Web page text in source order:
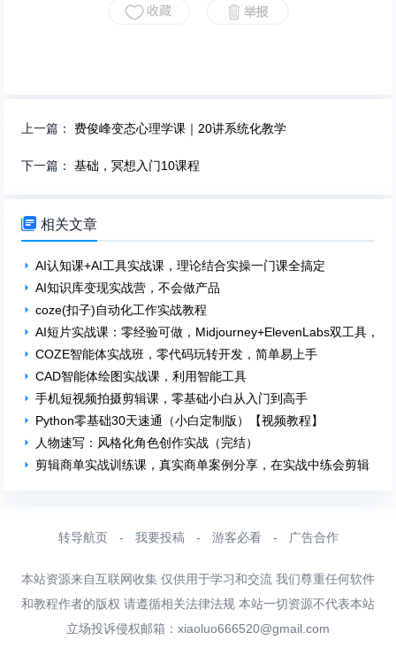
上一篇： 费俊峰变态心理学课｜20讲系统化教学
下一篇：基础，冥想入门10课程
 相关文章
AI认知课+AI工具实战课，理论结合实操一门课全搞定
AI知识库变现实战营，不会做产品
coze(扣子)自动化工作实战教程
AI短片实战课：零经验可做，Midjourney+ElevenLabs双工具，3
COZE智能体实战班，零代码玩转开发，简单易上手
CAD智能体绘图实战课，利用智能工具
手机短视频拍摄剪辑课，零基础小白从入门到高手
Python零基础30天速通（小白定制版）【视频教程】
人物速写：风格化角色创作实战（完结）
剪辑商单实战训练课，真实商单案例分享，在实战中练会剪辑
转导航页 - 我要投稿 - 游客必看 - 广告合作
本站资源来自互联网收集 仅供用于学习和交流 我们尊重任何软件
和教程作者的版权 请遵循相关法律法规 本站一切资源不代表本站
立场投诉侵权邮箱： xiaoluo666520@gmail.com